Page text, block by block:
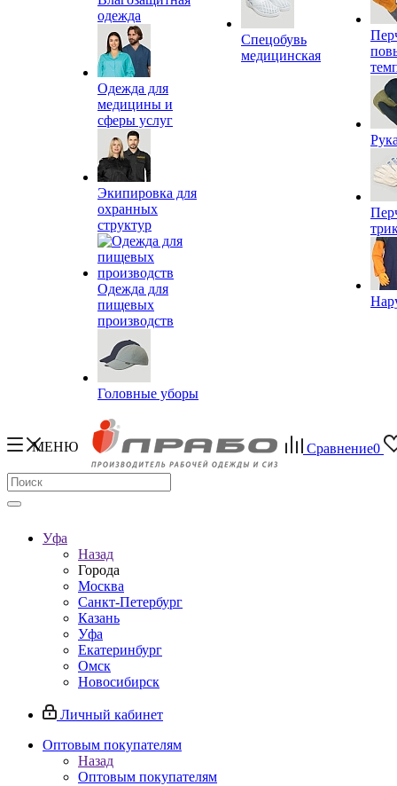
одежда
Одежда для
медицины и
сферы услуг
Экипировка для
охранных
структур
Одежда для
пищевых
производств
Головные уборы
Спецобувь
медицинская
МЕНЮ Сравнение0
Уфа
Назад
Города
Москва
Санкт-Петербург
Казань
Уфа
Екатеринбург
Омск
Новосибирск
Личный кабинет
Оптовым покупателям
Назад
Оптовым покупателям